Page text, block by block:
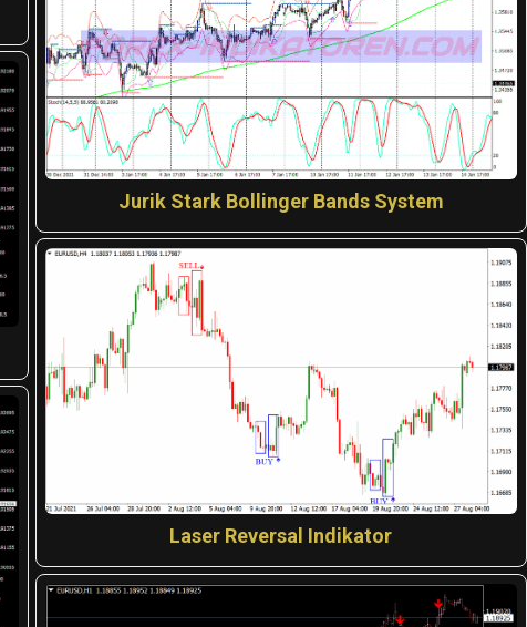
Jurik Stark Bollinger Bands System
Laser Reversal Indikator